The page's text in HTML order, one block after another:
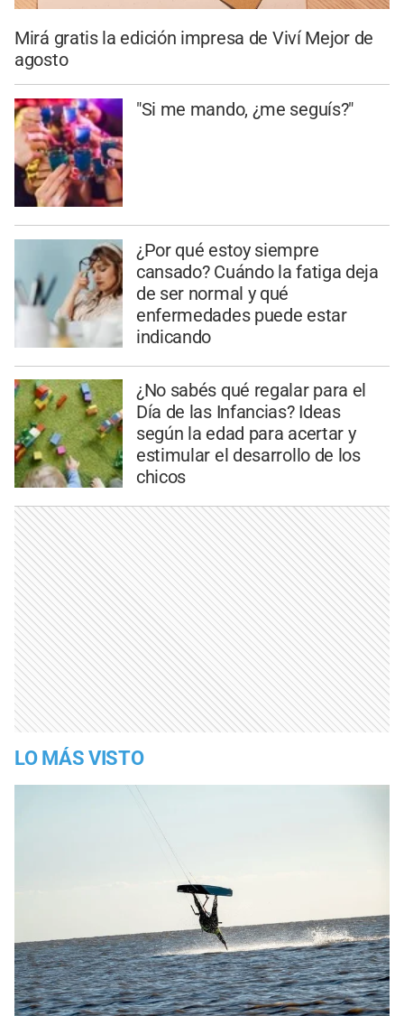
Mirá gratis la edición impresa de Viví Mejor de
agosto
"Si me mando, ¿me seguís?"
¿Por qué estoy siempre
cansado? Cuándo la fatiga deja
de ser normal y qué
enfermedades puede estar
indicando
¿No sabés qué regalar para el
Día de las Infancias? Ideas
según la edad para acertar y
estimular el desarrollo de los
chicos
LO MÁS VISTO